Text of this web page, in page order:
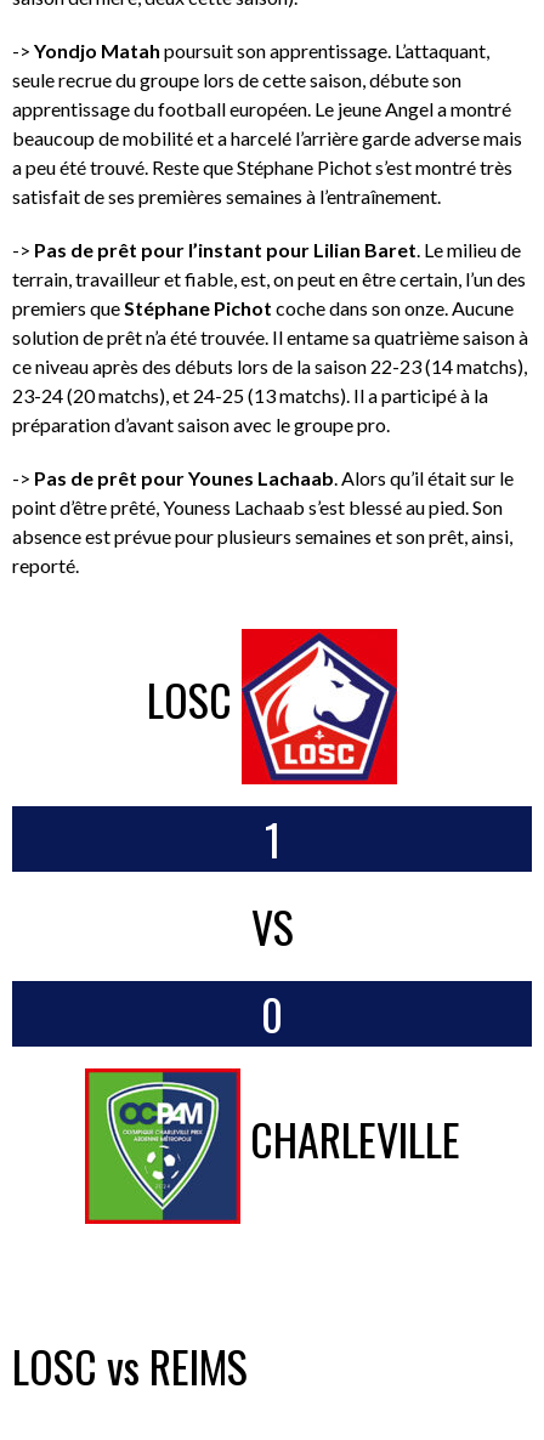
-> Yondjo Matah poursuit son apprentissage. L’attaquant,
seule recrue du groupe lors de cette saison, débute son
apprentissage du football européen. Le jeune Angel a montré
beaucoup de mobilité et a harcelé l’arrière garde adverse mais
a peu été trouvé. Reste que Stéphane Pichot s’est montré très
satisfait de ses premières semaines à l’entraînement.
-> Pas de prêt pour l’instant pour Lilian Baret . Le milieu de
terrain, travailleur et fiable, est, on peut en être certain, l’un des
premiers que Stéphane Pichot coche dans son onze. Aucune
solution de prêt n’a été trouvée. Il entame sa quatrième saison à
ce niveau après des débuts lors de la saison 22-23 (14 matchs),
23-24 (20 matchs), et 24-25 (13 matchs). Il a participé à la
préparation d’avant saison avec le groupe pro.
-> Pas de prêt pour Younes Lachaab . Alors qu’il était sur le
point d’être prêté, Youness Lachaab s’est blessé au pied. Son
absence est prévue pour plusieurs semaines et son prêt, ainsi,
reporté.
LOSC
1
VS
0
CHARLEVILLE
LOSC vs REIMS